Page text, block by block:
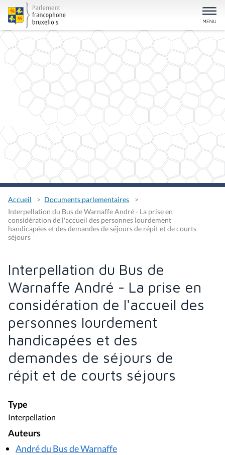
Accueil
Documents parlementaires
Interpellation du Bus de Warnaffe André - La prise en
considération de l'accueil des personnes lourdement
handicapées et des demandes de séjours de répit et de courts
séjours
Interpellation du Bus de
Warnaffe André - La prise en
considération de l'accueil des
personnes lourdement
handicapées et des
demandes de séjours de
répit et de courts séjours
Type
Interpellation
Auteurs
André du Bus de Warnaffe